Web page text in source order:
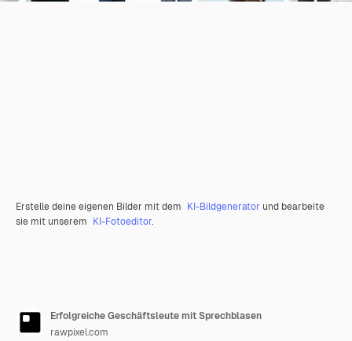
Erstelle deine eigenen Bilder mit dem KI-Bildgenerator und bearbeite
sie mit unserem KI-Fotoeditor.
Erfolgreiche Geschäftsleute mit Sprechblasen
rawpixel.com